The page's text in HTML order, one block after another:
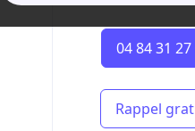
04 84 31 27
Rappel